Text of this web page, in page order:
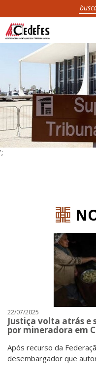
';
22/07/2025
Justiça volta atrás e
por mineradora em
Após recurso da
desembargador que